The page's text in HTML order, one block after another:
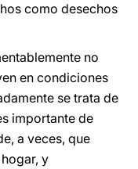
como desechos
no
en condiciones
se trata de
importante de
a veces, que
y